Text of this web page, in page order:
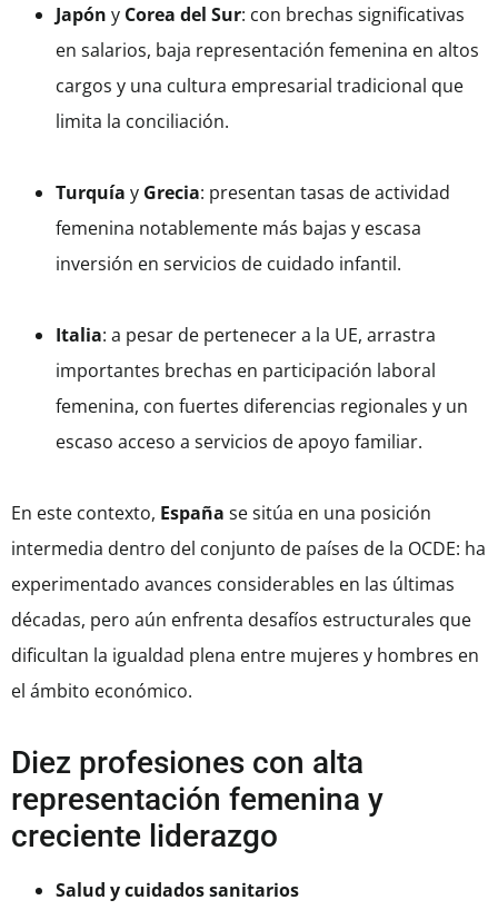
Japón y Corea del Sur: con brechas significativas
en salarios, baja representación femenina en altos
cargos y una cultura empresarial tradicional que
limita la conciliación.
Turquía y Grecia: presentan tasas de actividad
femenina notablemente más bajas y escasa
inversión en servicios de cuidado infantil.
Italia: a pesar de pertenecer a la UE, arrastra
importantes brechas en participación laboral
femenina, con fuertes diferencias regionales y un
escaso acceso a servicios de apoyo familiar.
En este contexto, España se sitúa en una posición
intermedia dentro del conjunto de países de la OCDE: ha
experimentado avances considerables en las últimas
décadas, pero aún enfrenta desafíos estructurales que
dificultan la igualdad plena entre mujeres y hombres en
el ámbito económico.
Diez profesiones con alta
representación femenina y
creciente liderazgo
Salud y cuidados sanitarios